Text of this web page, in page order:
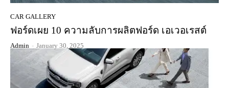
CAR GALLERY
ฟอร์ดเผย 10 ความลับการผลิตฟอร์ด เอเวอเรสต์
Admin - January 30, 2025